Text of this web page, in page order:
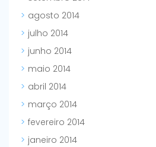
agosto 2014
julho 2014
junho 2014
maio 2014
abril 2014
março 2014
fevereiro 2014
janeiro 2014